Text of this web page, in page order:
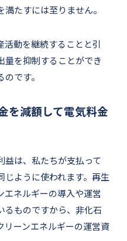
たすには至りません。
活動を継続することと引
量を抑制することができ
です。
を減額して電気料金
益は、私たちが支払って
じように使われます。再生
エネルギーの導入や運営
るものですから、非化石
リーンエネルギーの運営資